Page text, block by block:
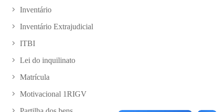
Inventário
Inventário Extrajudicial
ITBI
Lei do inquilinato
Matrícula
Motivacional 1RIGV